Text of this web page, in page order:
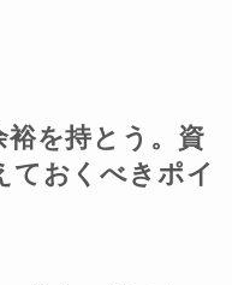
裕を持とう。資
ておくべきポイ